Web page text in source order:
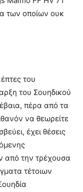
των οποίων ουκ
του
του Σουηδικού
πέρα από τα
να θεωρείτε
έχει θέσεις
από την τρέχουσα
τέτοιων